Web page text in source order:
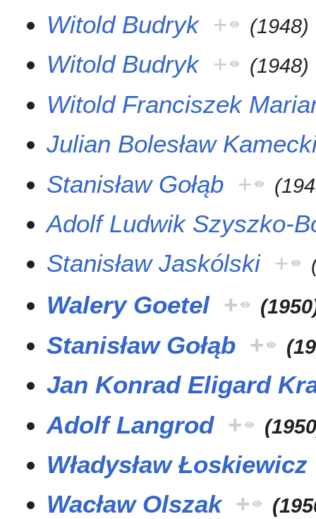
Witold Budryk + (1948)
Witold Budryk + (1948)
Witold Franciszek
Julian Bolesław
Stanisław Gołąb + (
Adolf Ludwik Szyszko-
Stanisław Jaskólski +
Walery Goetel + (1950
Stanisław Gołąb + (
Jan Konrad Eligard
Adolf Langrod + (
Władysław Łoskiewicz
Wacław Olszak + (